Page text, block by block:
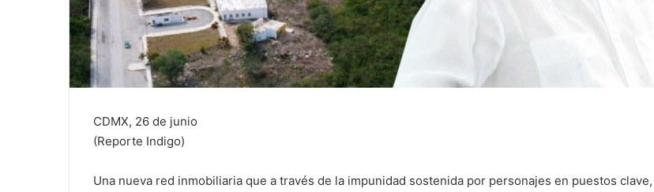
CDMX, 26 de junio
(Reporte Indigo)
Una nueva red inmobiliaria que a través de la impunidad sostenida por personajes en puestos clave,